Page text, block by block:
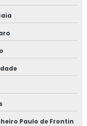
Paulo de Frontin